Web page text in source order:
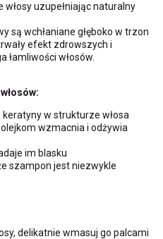
uzupełniając naturalny
są wchłaniane głęboko w trzon
efekt zdrowszych i
łamliwości włosów.
w strukturze włosa
wzmacnia i odżywia
im blasku
szampon jest niezwykle
delikatnie wmasuj go palcami